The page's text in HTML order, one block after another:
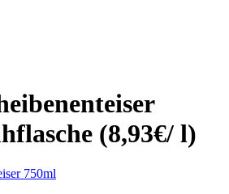
(8,93€/ l)